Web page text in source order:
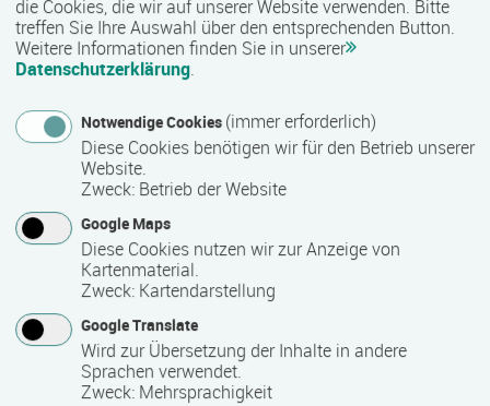
Nähere Bezeichnung des Abschlusses
Voraussichtliche Dauer
6 Monat(e)
Termine auf Anfrage
Bemerkungen zum Termin
die Cookies, die wir auf unserer Website verwenden. Bitte
treffen Sie Ihre Auswahl über den entsprechenden Button.
Weitere Informationen finden Sie in unserer
Datenschutzerklärung.
Notwendige Cookies (immer erforderlich)
Diese Cookies benötigen wir für den Betrieb unserer
Website.
Zweck: Betrieb der Website
Google Maps
Diese Cookies nutzen wir zur Anzeige von
Kartenmaterial.
Zweck: Kartendarstellung
Google Translate
Wird zur Übersetzung der Inhalte in andere
Sprachen verwendet.
Zweck: Mehrsprachigkeit